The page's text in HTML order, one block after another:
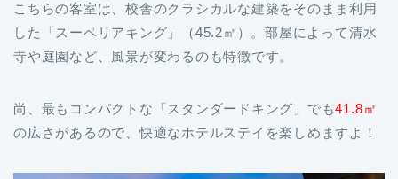
こちらの客室は、校舎のクラシカルな建築をそのまま利用
した「スーペリアキング」（45.2㎡）。部屋によって清水
寺や庭園など、風景が変わるのも特徴です。
尚、最もコンパクトな「スタンダードキング」でも41.8㎡
の広さがあるので、快適なホテルステイを楽しめますよ！